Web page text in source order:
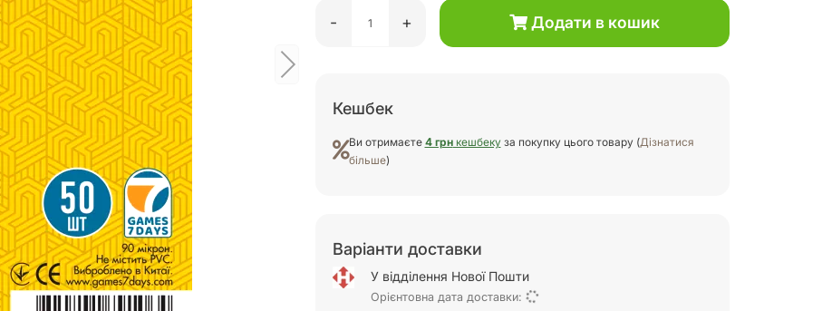
- + Додати в кошик
Кешбек
Ви отримаєте 4 грнкешбекуза покупку цього товару (Дізнатися
більше)
Варіанти доставки
У відділення Нової Пошти
Орієнтовна дата доставки: